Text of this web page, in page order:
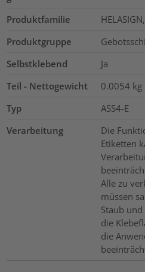
Produktfamilie
Produktgruppe
Selbstklebend
Ja
Teil - Nettogewicht
0.0054 kg
Typ
ASS4-E
Verarbeitung
Die
Etiketten
Alle zu
müssen
Staub
die
die